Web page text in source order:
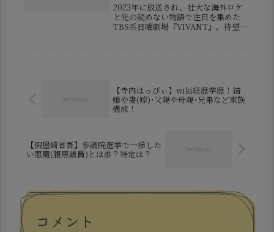
2023年に放送され、壮大な海外ロケ
と先の読めない物語で注目を集めた
TBS系日曜劇場『VIVANT』。待望の
【寺内はっぴぃ】wiki経歴学歴！結
婚や妻(嫁)･父親や母親･兄弟など家族
構成！
【假屋崎省吾】参議院選挙で一掃した
い悪魔(腹黒議員)とは誰？特定は？
コメント